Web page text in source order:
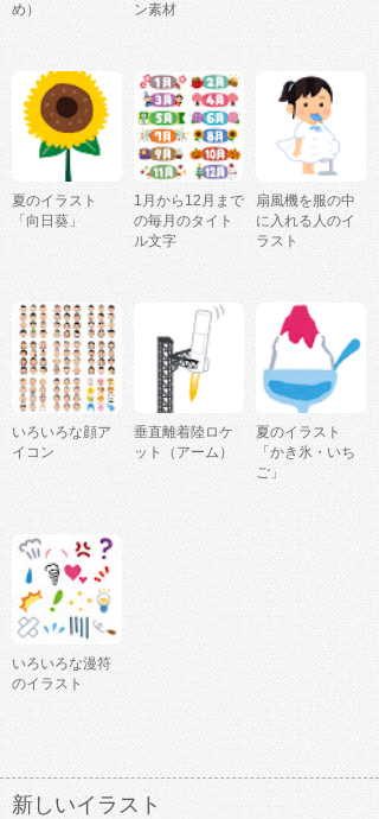
め）
ン素材
夏のイラスト
「向日葵」
1月から12月まで
の毎月のタイト
ル文字
扇風機を服の中
に入れる人のイ
ラスト
いろいろな顔ア
イコン
垂直離着陸ロケ
ット（アーム）
夏のイラスト
「かき氷・いち
ご」
いろいろな漫符
のイラスト
新しいイラスト